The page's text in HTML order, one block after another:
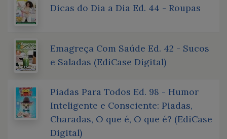
Dicas do Dia a Dia Ed. 44 - Roupas
Emagreça Com Saúde Ed. 42 - Sucos
e Saladas (EdiCase Digital)
Piadas Para Todos Ed. 98 - Humor
Inteligente e Consciente: Piadas,
Charadas, O que é, O que é? (EdiCase
Digital)